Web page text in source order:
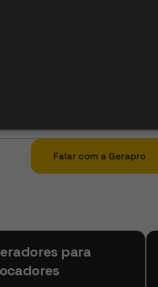
para enviar qualquer
Falar com a Gerapro
para